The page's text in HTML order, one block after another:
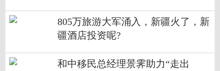
805万旅游大军涌入，新疆火了，新
疆酒店投资呢?
和中移民总经理景霁助力“走出